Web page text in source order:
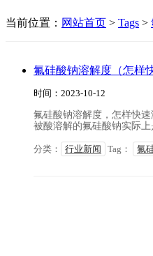
当前位置： 网站首页 > Tags >
氟硅酸钠溶解度（怎样
时间：2023-10-12
氟硅酸钠溶解度，怎样快
被酸溶解的氟硅酸钠实际
分类： 行业新闻 Tag： 氟